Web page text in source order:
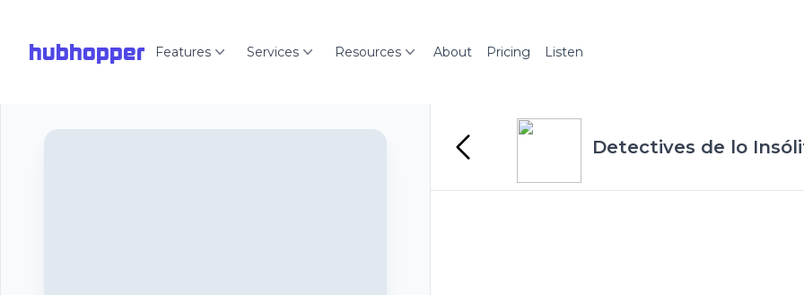
hubhopper Features Services Resources About Pricing Listen
Detectives de lo